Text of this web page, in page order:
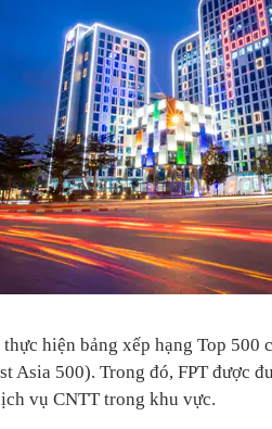
thực hiện bảng xếp hạng Top
Asia 500). Trong đó, FPT được
vụ CNTT trong khu vực.